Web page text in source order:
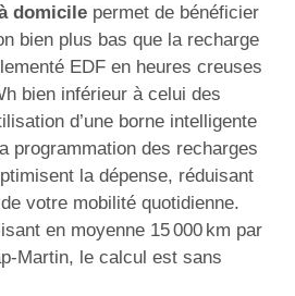
domicile permet de bénéficier
bien plus bas que la recharge
EDF en heures creuses
bien inférieur à celui des
d’une borne intelligente
programmation des recharges
la dépense, réduisant
votre mobilité quotidienne.
en moyenne 15 000 km par
Martin, le calcul est sans